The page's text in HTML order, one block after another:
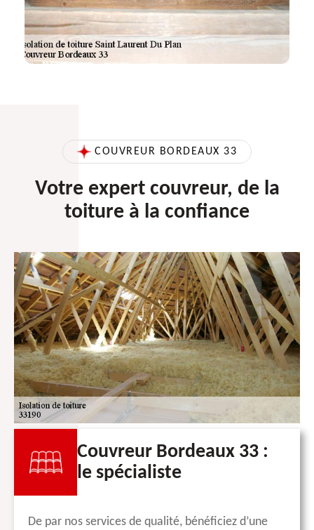
COUVREUR BORDEAUX 33
Votre expert couvreur, de la
toiture à la confiance
Couvreur Bordeaux 33 :
le spécialiste
De par nos services de qualité, bénéficiez d’une